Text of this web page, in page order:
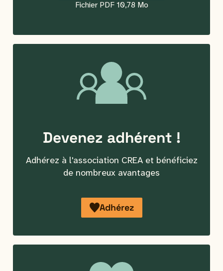
Fichier PDF 10,78 Mo
Devenez adhérent !
Adhérez à l'association CREA et bénéficiez
de nombreux avantages
Adhérez